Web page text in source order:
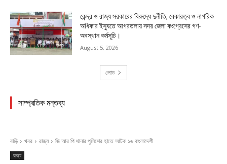
কেন্দ্র ও রাজ্য সরকারের বিরুদ্ধে দুর্নীতি, বেকারত্ব ও নাগরিক
অধিকার ইস্যুতে আগরতলায় সদর জেলা কংগ্রেসের গণ-
অবস্থান কর্মসূচি।
August 5, 2026
লোড
সাম্প্রতিক মন্তব্য